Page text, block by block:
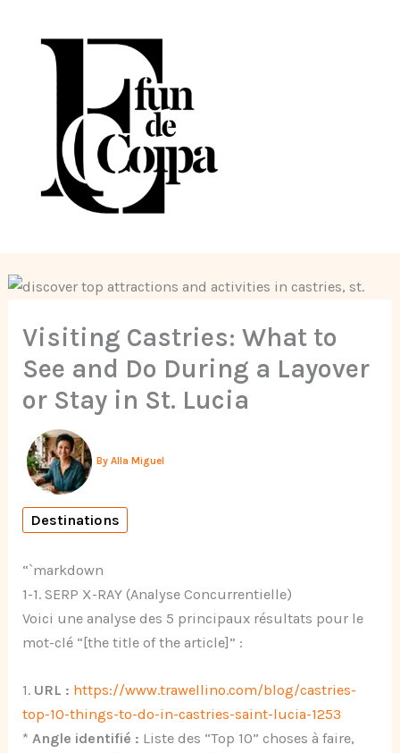
Visiting Castries: What to
See and Do During a Layover
or Stay in St. Lucia
ByAlla Miguel
Destinations
“`markdown
1-1. SERP X-RAY (Analyse Concurrentielle)
Voici une analyse des 5 principaux résultats pour le
mot-clé “[the title of the article]” :
1. URL : https://www.trawellino.com/blog/castries-
top-10-things-to-do-in-castries-saint-lucia-1253
*Angle identifié : Liste des “Top 10” choses à faire,